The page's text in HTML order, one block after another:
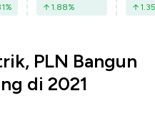
% 1.88% 1.35
PLN Bangun
di 2021